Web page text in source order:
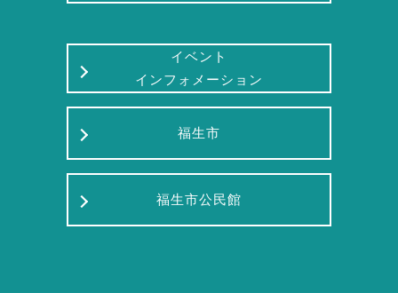
イベント
インフォメーション
福生市
福生市公民館